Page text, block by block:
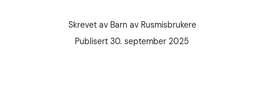
Forfatter
Skrevet av Barn av Rusmisbrukere
Publisert dato
Publisert 30. september 2025